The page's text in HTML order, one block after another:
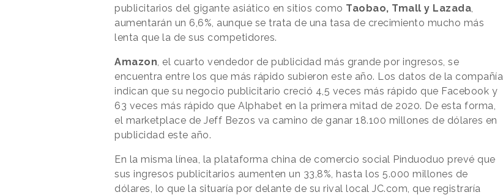
publicitarios del gigante asiático en sitios como Taobao, Tmall y Lazada
aumentarán un 6,6%, aunque se trata de una tasa de crecimiento mucho más
lenta que la de sus competidores.
Amazon , el cuarto vendedor de publicidad más grande por ingresos, se
encuentra entre los que más rápido subieron este año. Los datos de la compañía
indican que su negocio publicitario creció 4,5 veces más rápido que Facebook y
63 veces más rápido que Alphabet en la primera mitad de 2020. De esta forma,
el marketplace de Jeff Bezos va camino de ganar 18.100 millones de dólares en
publicidad este año.
En la misma línea, la plataforma china de comercio social Pinduoduo prevé que
sus ingresos publicitarios aumenten un 33,8%, hasta los 5.000 millones de
dólares, lo que la situaría por delante de su rival local JC.com, que registraría